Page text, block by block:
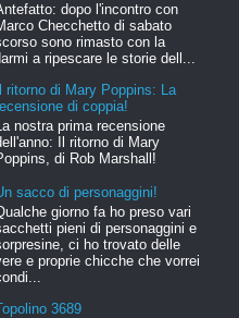
dopo l'incontro con
Checchetto di sabato
sono rimasto con la
a ripescare le storie dell...
Il ritorno di Mary Poppins: La
di coppia!
La nostra prima recensione
Il ritorno di Mary
di Rob Marshall!
sacco di personaggini!
giorno fa ho preso vari
pieni di personaggini e
ci ho trovato delle
e proprie chicche che vorrei
3689